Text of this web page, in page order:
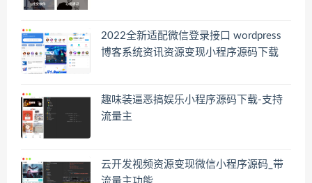
2022全新适配微信登录接口 wordpress
博客系统资讯资源变现小程序源码下载
趣味装逼恶搞娱乐小程序源码下载-支持
流量主
云开发视频资源变现微信小程序源码_带